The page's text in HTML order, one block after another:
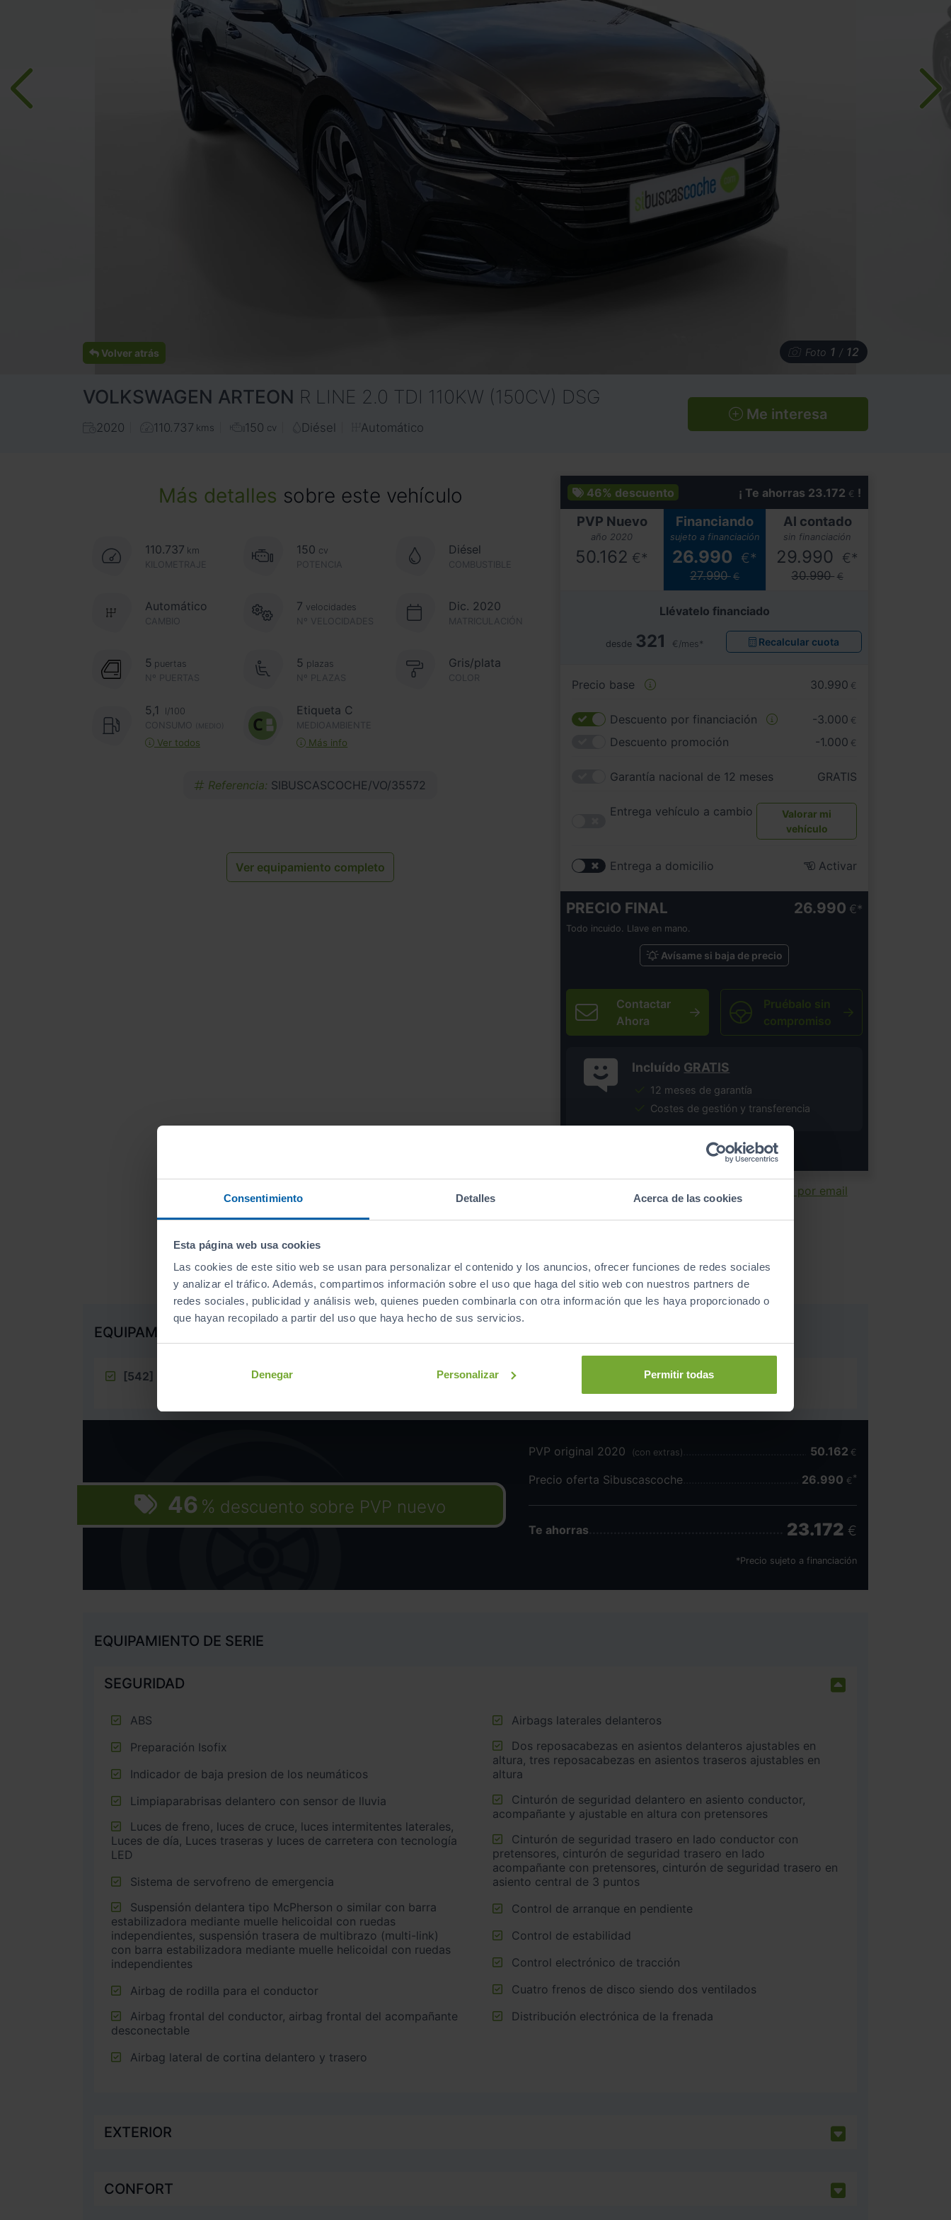
Consentimiento Detalles Acerca de las cookies
Esta página web usa cookies
Las cookies de este sitio web se usan para personalizar el contenido y los anuncios, ofrecer funciones de redes sociales
y analizar el tráfico. Además, compartimos información sobre el uso que haga del sitio web con nuestros partners de
redes sociales, publicidad y análisis web, quienes pueden combinarla con otra información que les haya proporcionado o
que hayan recopilado a partir del uso que haya hecho de sus servicios.
Denegar Personalizar Permitir todas
Volver atrás Foto 1 / 12
VOLKSWAGEN ARTEON R LINE 2.0 TDI 110KW (150CV) DSG
2020 110.737 kms 150 cv Diésel Automático
Me interesa
Más detalles sobre este vehículo
110.737 km
KILOMETRAJE
150 cv
POTENCIA
Diésel
COMBUSTIBLE
CAMBIO
Automático
Nº VELOCIDADES
7 velocidades Dic. 2020
MATRICULACIÓN
Nº PUERTAS
5 puertas
Nº PLAZAS
5 plazas Gris/plata
COLOR
5,1
l/100
CONSUMO
(MEDIO)
Ver todos
Etiqueta C
MEDIOAMBIENTE
Más info
Referencia: SIBUSCASCOCHE/VO/35572
Ver equipamiento completo
46% descuento ¡ Te ahorras 23.172 € !
PVP Nuevo
año 2020
50.162 €*
Financiando
sujeto a financiación
26.990 €*
27.990 €
Al contado
sin financiación
29.990 €*
30.990 €
Llévatelo financiado
desde 321 €/mes* Recalcular cuota
Precio base 30.990 €
Descuento por financiación -3.000 €
Descuento promoción -1.000 €
Garantía nacional de 12 meses GRATIS
Entrega vehículo a cambio
Valorar mi
vehículo
Entrega a domicilio Activar
PRECIO FINAL 26.990 €
Todo incuido. Llave en mano.
Avísame si baja de precio
Contactar
Ahora
Pruébalo sin
compromiso
Incluído GRATIS
12 meses de garantía
Costes de gestión y transferencia
* Precio válido salvo error tipográfico.
Imprimir ficha Enviar por email
Equipamientode este vehículo
EQUIPAMIENTO EXTRA
[542]
Incluir cable de conexión a app-connector usb c a
46 % descuento sobre PVP nuevo
PVP original 2020 (con extras) 50.162 €
Precio oferta Sibuscascoche 26.990 €
Te ahorras 23.172 €
*Precio sujeto a financiación
EQUIPAMIENTO DE SERIE
SEGURIDAD
ABS
Preparación Isofix
Indicador de baja presion de los neumáticos
Limpiaparabrisas delantero con sensor de lluvia
Luces de día, Luces traseras y luces de carretera con tecnología
LED
Sistema de servofreno de emergencia
estabilizadora mediante muelle helicoidal con ruedas
independientes, suspensión trasera de multibrazo (multi-link)
con barra estabilizadora mediante muelle helicoidal con ruedas
independientes
Airbag de rodilla para el conductor
desconectable
Airbag lateral de cortina delantero y trasero
Airbags laterales delanteros
altura, tres reposacabezas en asientos traseros ajustables en
altura
acompañante y ajustable en altura con pretensores
pretensores, cinturón de seguridad trasero en lado
acompañante con pretensores, cinturón de seguridad trasero en
asiento central de 3 puntos
Control de arranque en pendiente
Control de estabilidad
Control electrónico de tracción
Cuatro frenos de disco siendo dos ventilados
Distribución electrónica de la frenada
EXTERIOR
CONFORT